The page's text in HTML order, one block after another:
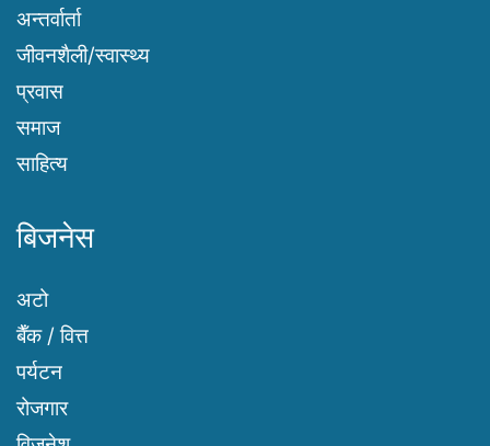
अन्तर्वार्ता
जीवनशैली/स्वास्थ्य
प्रवास
समाज
साहित्य
बिजनेस
अटो
बैँक / वित्त
पर्यटन
रोजगार